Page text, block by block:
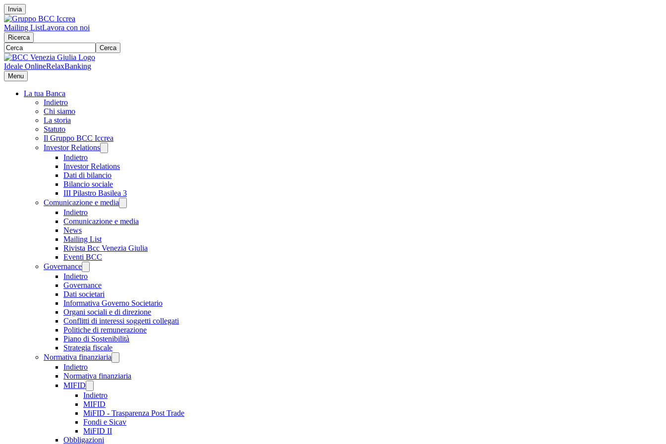
Invia
Mailing ListLavora con noi
Ricerca
Cerca
Ideale OnlineRelaxBanking
Menu
La tua Banca
Indietro
Chi siamo
La storia
Statuto
Il Gruppo BCC Iccrea
Investor Relations
Indietro
Investor Relations
Dati di bilancio
Bilancio sociale
III Pilastro Basilea 3
Comunicazione e media
Indietro
Comunicazione e media
News
Mailing List
Rivista Bcc Venezia Giulia
Eventi BCC
Governance
Indietro
Governance
Dati societari
Informativa Governo Societario
Organi sociali e di direzione
Conflitti di interessi soggetti collegati
Politiche di remunerazione
Piano di Sostenibilità
Strategia fiscale
Normativa finanziaria
Indietro
Normativa finanziaria
MIFID
Indietro
MIFID
MiFID - Trasparenza Post Trade
Fondi e Sicav
MiFID II
Obbligazioni